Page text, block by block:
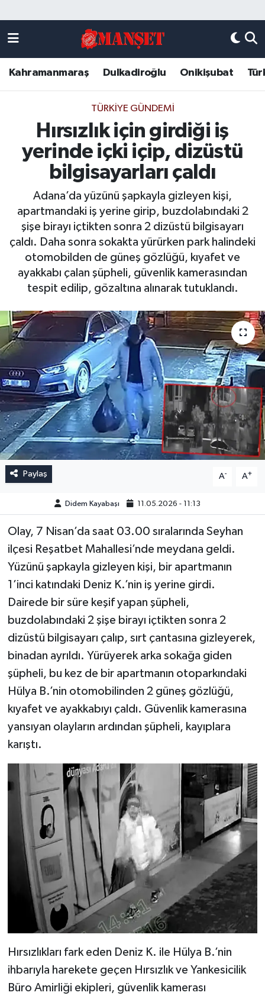
Kahramanmaraş Dulkadiroğlu Onikişubat
TÜRKIYE GÜNDEMI
Hırsızlık için girdiği iş
yerinde içki içip, dizüstü
bilgisayarları çaldı
Adana’da yüzünü şapkayla gizleyen kişi,
apartmandaki iş yerine girip, buzdolabındaki 2
şişe birayı içtikten sonra 2 dizüstü bilgisayarı
çaldı. Daha sonra sokakta yürürken park halindeki
otomobilden de güneş gözlüğü, kıyafet ve
ayakkabı çalan şüpheli, güvenlik kamerasından
tespit edilip, gözaltına alınarak tutuklandı.
Paylaş A- A+
Didem Kayabaşı 11.05.2026 - 11:13
Olay, 7 Nisan’da saat 03.00 sıralarında Seyhan
ilçesi Reşatbet Mahallesi’nde meydana geldi.
Yüzünü şapkayla gizleyen kişi, bir apartmanın
1’inci katındaki Deniz K.’nin iş yerine girdi.
Dairede bir süre keşif yapan şüpheli,
buzdolabındaki 2 şişe birayı içtikten sonra 2
dizüstü bilgisayarı çalıp, sırt çantasına gizleyerek,
binadan ayrıldı. Yürüyerek arka sokağa giden
şüpheli, bu kez de bir apartmanın otoparkındaki
Hülya B.’nin otomobilinden 2 güneş gözlüğü,
kıyafet ve ayakkabıyı çaldı. Güvenlik kamerasına
yansıyan olayların ardından şüpheli, kayıplara
karıştı.
Hırsızlıkları fark eden Deniz K. ile Hülya B.’nin
ihbarıyla harekete geçen Hırsızlık ve Yankesicilik
Büro Amirliği ekipleri, güvenlik kamerası
DULKADİROĞLU
KAHRAMANMARAŞ
ONİKİŞUBAT
ÖZEL HABER
Künye
Kahramanmaraş Nöbetçi Eczaneler
Kahramanmaraş Hava Durumu
Kahramanmaraş Trafik Yoğunluk Haritası
Süper Lig Puan Durumu ve Fikstür
Tüm Manşetler
Son Dakika Haberleri
Haber Arşivi